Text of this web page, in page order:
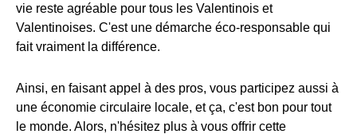
vie reste agréable pour tous les Valentinois et
Valentinoises. C'est une démarche éco-responsable qui
fait vraiment la différence.
Ainsi, en faisant appel à des pros, vous participez aussi à
une économie circulaire locale, et ça, c'est bon pour tout
le monde. Alors, n'hésitez plus à vous offrir cette